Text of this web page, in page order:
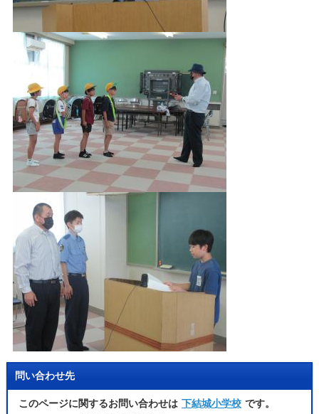
問い合わせ先
このページに関するお問い合わせは 下結城小学校 です。